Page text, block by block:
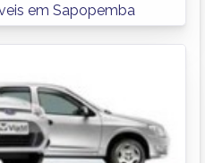
em Sapopemba